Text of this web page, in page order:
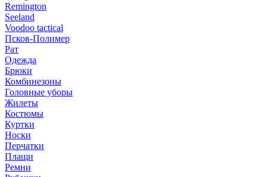
Remington
Seeland
Voodoo tactical
Псков-Полимер
Рат
Одежда
Брюки
Комбинезоны
Головные уборы
Жилеты
Костюмы
Куртки
Носки
Перчатки
Плащи
Ремни